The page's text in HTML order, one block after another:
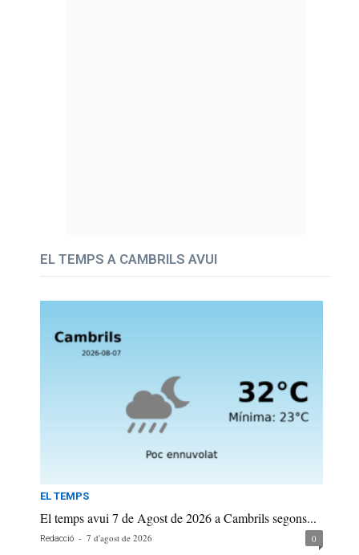
EL TEMPS A CAMBRILS AVUI
EL TEMPS
El temps avui 7 de Agost de 2026 a Cambrils segons...
Redacció - 7 d'agost de 2026 0